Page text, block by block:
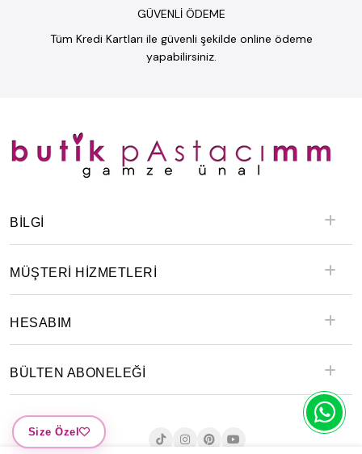
GÜVENLİ ÖDEME
Tüm Kredi Kartları ile güvenli şekilde online ödeme
yapabilirsiniz.
BILGI
MÜŞTERİ HİZMETLERİ
HESABIM
BÜLTEN ABONELEĞİ
Size Özel